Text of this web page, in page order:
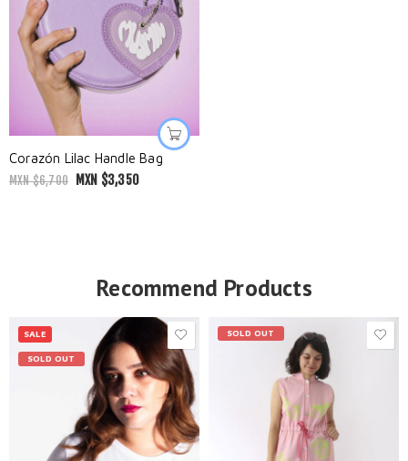
Corazón Lilac Handle Bag
MXN $6,700 MXN $3,350
Recommend Products
SALE
SOLD OUT
SOLD OUT